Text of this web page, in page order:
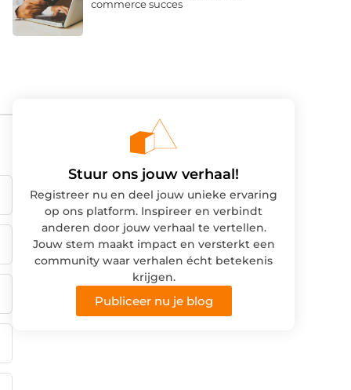
commerce succes
Stuur ons jouw verhaal!
Registreer nu en deel jouw unieke ervaring
op ons platform. Inspireer en verbindt
anderen door jouw verhaal te vertellen.
Jouw stem maakt impact en versterkt een
community waar verhalen écht betekenis
krijgen.
Publiceer nu je blog